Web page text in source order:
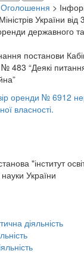
Оголошення >
України
державного
постанови
483 “Деякі
оренди № 6912
власності.
"інститут
науки України
діяльність